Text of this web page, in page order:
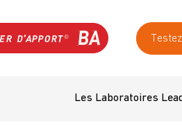
Les Laboratoires